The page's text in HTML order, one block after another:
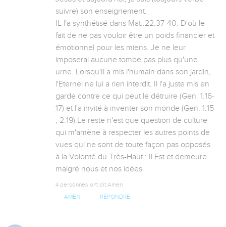
suivre) son enseignement.
IL l'a synthétisé dans Mat..22.37-40. D'où le
fait de ne pas vouloir être un poids financier et
émotionnel pour les miens. Je ne leur
imposerai aucune tombe pas plus qu'une
urne. Lorsqu'Il a mis l'humain dans son jardin,
l'Eternel ne lui a rien interdit. Il l'a juste mis en
garde contre ce qui peut le détruire (Gen. 1.16-
17) et l'a invité à inventer son monde (Gen. 1.15
; 2.19).Le reste n'est que question de culture
qui m'amène à respecter les autres points de
vues qui ne sont de toute façon pas opposés
à la Volonté du Très-Haut : Il Est et demeure
malgré nous et nos idées.
4 personnes ont dit Amen
AMEN RÉPONDRE